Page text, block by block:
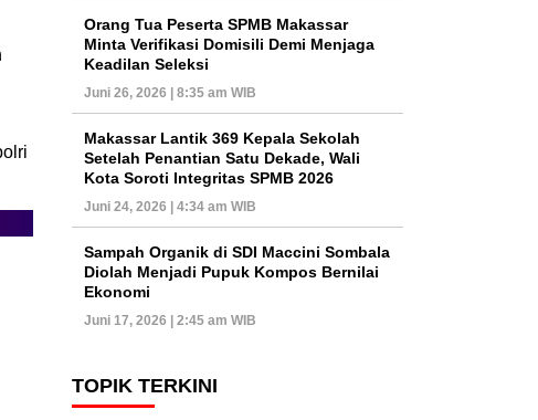
Orang Tua Peserta SPMB Makassar
Minta Verifikasi Domisili Demi Menjaga
Keadilan Seleksi
Juni 26, 2026 | 8:35 am WIB
Makassar Lantik 369 Kepala Sekolah
Setelah Penantian Satu Dekade, Wali
Kota Soroti Integritas SPMB 2026
Juni 24, 2026 | 4:34 am WIB
Sampah Organik di SDI Maccini Sombala
Diolah Menjadi Pupuk Kompos Bernilai
Ekonomi
Juni 17, 2026 | 2:45 am WIB
TOPIK TERKINI